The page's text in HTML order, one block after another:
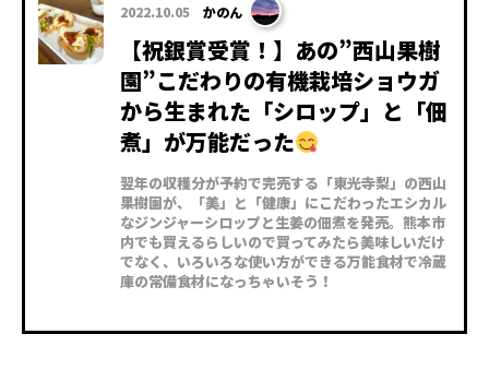
2022.10.05 かのん
【祝銀賞受賞！】あの”西山果樹
園”こだわりの有機栽培ショウガ
から生まれた「シロップ」と「佃
煮」が万能だった
翌年の収穫分が予約で完売する「東光寺梨」の西山
果樹園が、「美」と「健康」にこだわったエシカル
なジンジャーシロップと生姜の佃煮を発売。熊本市
内でも買えるらしいので買ってみたら美味しいだけ
でなく、いろいろな使い方ができる万能食材で冷蔵
庫の常備食材になっちゃいそう！